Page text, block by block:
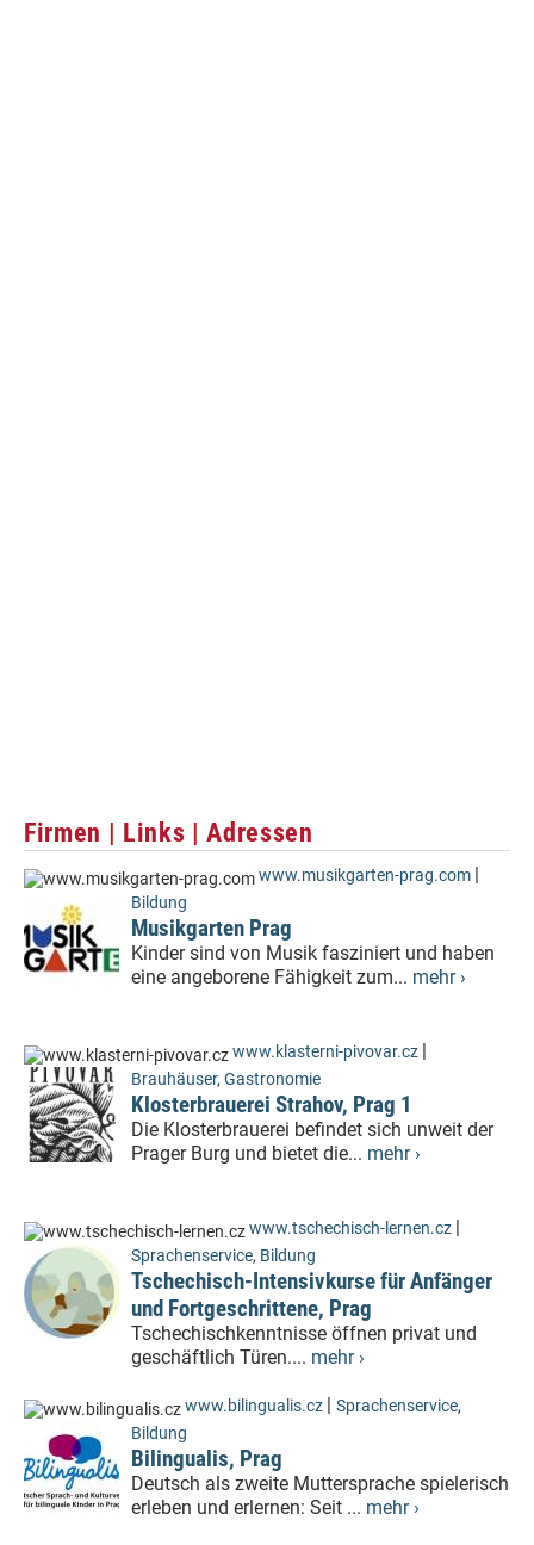
Firmen | Links | Adressen
www.musikgarten-prag.com |
Bildung
Musikgarten Prag
Kinder sind von Musik fasziniert und haben
eine angeborene Fähigkeit zum... mehr ›
www.klasterni-pivovar.cz |
Brauhäuser, Gastronomie
Klosterbrauerei Strahov, Prag 1
Die Klosterbrauerei befindet sich unweit der
Prager Burg und bietet die... mehr ›
www.tschechisch-lernen.cz |
Sprachenservice, Bildung
Tschechisch-Intensivkurse für Anfänger
und Fortgeschrittene, Prag
Tschechischkenntnisse öffnen privat und
geschäftlich Türen.... mehr ›
www.bilingualis.cz | Sprachenservice,
Bildung
Bilingualis, Prag
Deutsch als zweite Muttersprache spielerisch
erleben und erlernen: Seit ... mehr ›